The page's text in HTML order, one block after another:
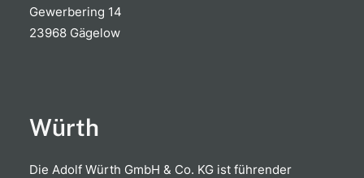
Gewerbering 14
23968 Gägelow
Würth
Die Adolf Würth GmbH & Co. KG ist führender